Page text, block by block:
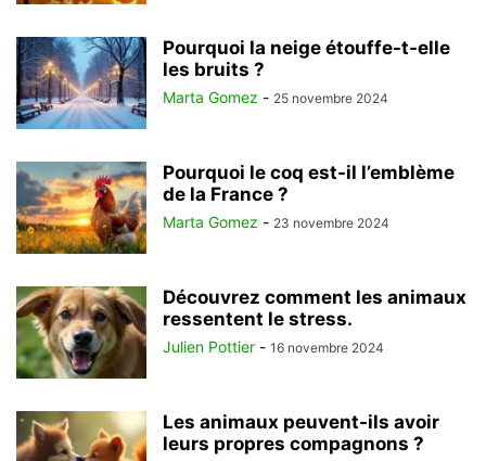
Pourquoi la neige étouffe-t-elle
les bruits ?
Marta Gomez - 25 novembre 2024
Pourquoi le coq est-il l’emblème
de la France ?
Marta Gomez - 23 novembre 2024
Découvrez comment les animaux
ressentent le stress.
Julien Pottier - 16 novembre 2024
Les animaux peuvent-ils avoir
leurs propres compagnons ?